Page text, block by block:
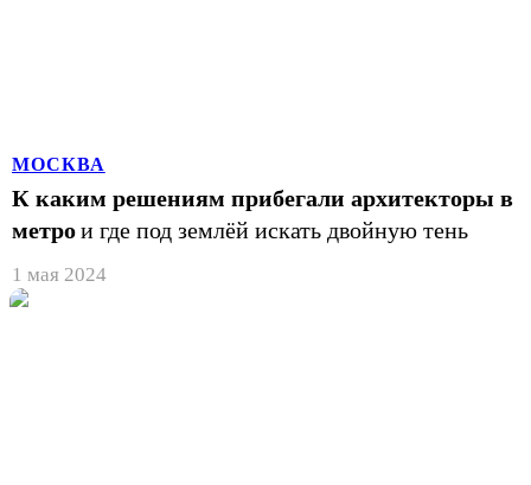
МОСКВА
К каким решениям прибегали архитекторы в
метрои где под землёй искать двойную тень
1 мая 2024